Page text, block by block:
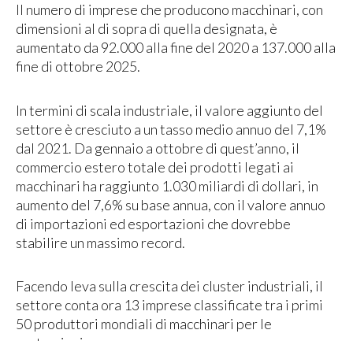
Il numero di imprese che producono macchinari, con
dimensioni al di sopra di quella designata, è
aumentato da 92.000 alla fine del 2020 a 137.000 alla
fine di ottobre 2025.
In termini di scala industriale, il valore aggiunto del
settore è cresciuto a un tasso medio annuo del 7,1%
dal 2021. Da gennaio a ottobre di quest’anno, il
commercio estero totale dei prodotti legati ai
macchinari ha raggiunto 1.030 miliardi di dollari, in
aumento del 7,6% su base annua, con il valore annuo
di importazioni ed esportazioni che dovrebbe
stabilire un massimo record.
Facendo leva sulla crescita dei cluster industriali, il
settore conta ora 13 imprese classificate tra i primi
50 produttori mondiali di macchinari per le